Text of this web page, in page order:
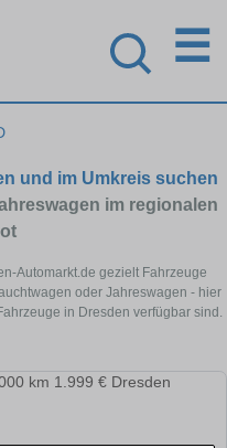
☰
und im Umkreis suchen
im regionalen
Automarkt.de gezielt Fahrzeuge
oder Jahreswagen - hier
in Dresden verfügbar sind.